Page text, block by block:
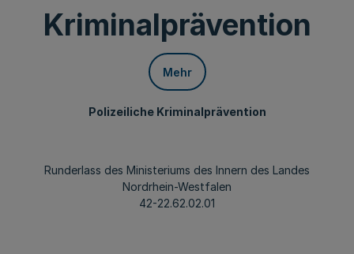
Kriminalprävention
Mehr
Polizeiliche Kriminalprävention
Runderlass des Ministeriums des Innern des Landes
Nordrhein-Westfalen
42-22.62.02.01